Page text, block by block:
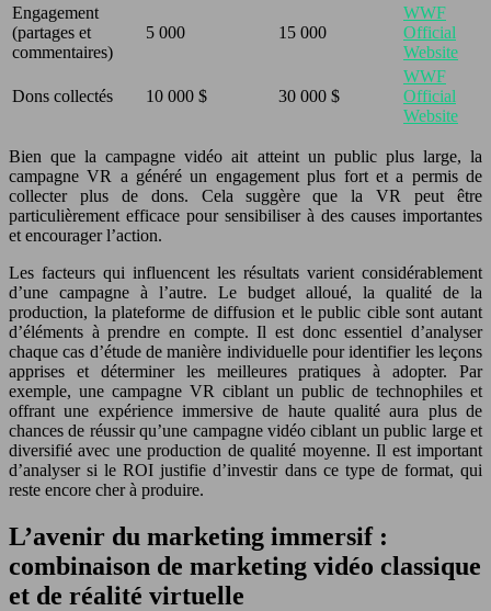
Engagement
(partages et
commentaires)
5 000 15 000
WWF
Official
Website
Dons collectés 10 000 $ 30 000 $
WWF
Official
Website
Bien que la campagne vidéo ait atteint un public plus large, la
campagne VR a généré un engagement plus fort et a permis de
collecter plus de dons. Cela suggère que la VR peut être
particulièrement efficace pour sensibiliser à des causes importantes
et encourager l’action.
Les facteurs qui influencent les résultats varient considérablement
d’une campagne à l’autre. Le budget alloué, la qualité de la
production, la plateforme de diffusion et le public cible sont autant
d’éléments à prendre en compte. Il est donc essentiel d’analyser
chaque cas d’étude de manière individuelle pour identifier les leçons
apprises et déterminer les meilleures pratiques à adopter. Par
exemple, une campagne VR ciblant un public de technophiles et
offrant une expérience immersive de haute qualité aura plus de
chances de réussir qu’une campagne vidéo ciblant un public large et
diversifié avec une production de qualité moyenne. Il est important
d’analyser si le ROI justifie d’investir dans ce type de format, qui
reste encore cher à produire.
L’avenir du marketing immersif :
combinaison de marketing vidéo classique
et de réalité virtuelle